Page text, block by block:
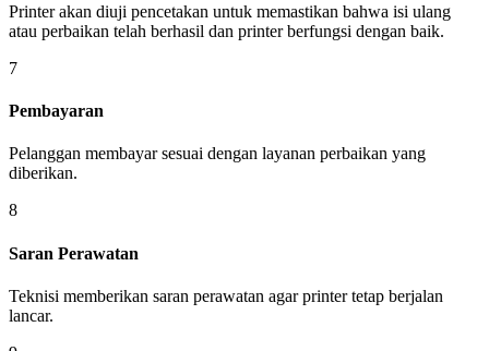
Printer akan diuji pencetakan untuk memastikan bahwa isi ulang
atau perbaikan telah berhasil dan printer berfungsi dengan baik.
7
Pembayaran
Pelanggan membayar sesuai dengan layanan perbaikan yang
diberikan.
8
Saran Perawatan
Teknisi memberikan saran perawatan agar printer tetap berjalan
lancar.